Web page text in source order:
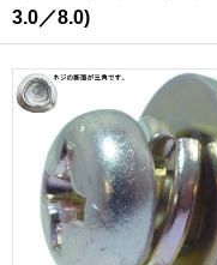
3.0／8.0)